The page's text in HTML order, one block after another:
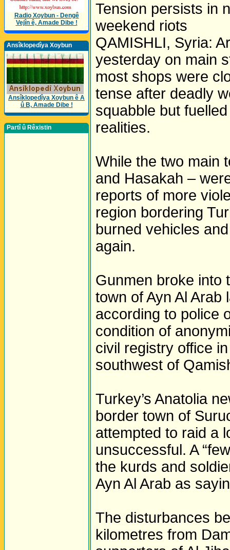
Radio Xoybun - Dengê
Vejîn ê, Amade Dibe !
Ansîklopedîya Xoybun
Ansîklopedîya Xoybun ê A
û B, Amade Dibe !
Partî û Rêxistin
Tension persists in
weekend riots
QAMISHLI, Syria:
yesterday on main
most shops were
tense after deadly
squabble but
realities.
While the two main
and Hasakah –
reports of more
region bordering
burned vehicles
again.
Gunmen broke into
town of Ayn Al Arab
according to police
condition of
civil registry office
southwest of
Turkey’s Anatolia
border town of
attempted to raid a
unsuccessful. A
the kurds and
Ayn Al Arab as
The disturbances
kilometres from